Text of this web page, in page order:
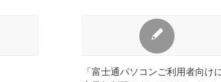
「富士通パソコンご利用者向け